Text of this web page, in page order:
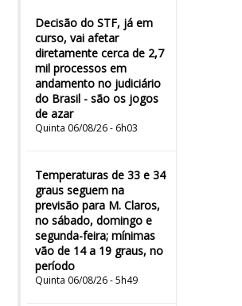
Decisão do STF, já em
curso, vai afetar
diretamente cerca de 2,7
mil processos em
andamento no judiciário
do Brasil - são os jogos
de azar
Quinta 06/08/26 - 6h03
Temperaturas de 33 e 34
graus seguem na
previsão para M. Claros,
no sábado, domingo e
segunda-feira; mínimas
vão de 14 a 19 graus, no
período
Quinta 06/08/26 - 5h49